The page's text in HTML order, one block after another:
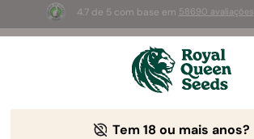
4.7 de 5 com base em 58690 avaliações
3 sementes White Widow Auto
Tem 18 ou mais anos?